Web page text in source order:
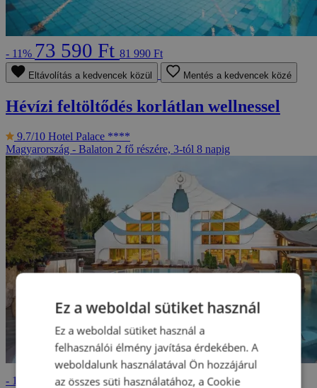
- 11% 73 590 Ft 81 990 Ft
Eltávolítás a kedvencek közül Mentés a kedvencek közé
Hévízi feltöltődés korlátlan wellnessel
9.7/10 Hotel Palace ****
Magyarország - Balaton 2 fő részére, 3-tól 8 napig
- 10% 139 990 Ft154 590 Ft
Ez a weboldal sütiket használ
Ez a weboldal sütiket használ a
felhasználói élmény javítása érdekében. A
weboldalunk használatával Ön hozzájárul
az összes süti használatához, a Cookie